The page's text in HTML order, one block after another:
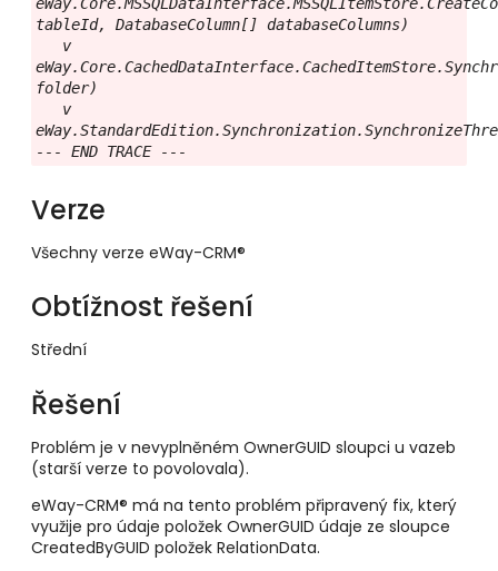
tableId, DatabaseColumn[] databaseColumns)
folder)
--- END TRACE ---
Verze
Všechny verze eWay-CRM®
Obtížnost řešení
Střední
Řešení
Problém je v nevyplněném OwnerGUID sloupci u vazeb
(starší verze to povolovala).
eWay-CRM® má na tento problém připravený fix, který
využije pro údaje položek OwnerGUID údaje ze sloupce
CreatedByGUID položek RelationData.